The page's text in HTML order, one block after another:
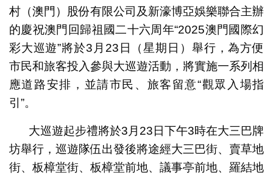
村（澳門）股份有限公司及新濠博亞娛樂聯合主辦
的慶祝澳門回歸祖國二十六周年“2025澳門國際幻
彩大巡遊”將於3月23日（星期日）舉行，為方便
市民和旅客投入參與大巡遊活動，將實施一系列相
應道路安排，並請市民、旅客留意“觀眾入場指
引”。
大巡遊起步禮將於3月23日下午3時在大三巴牌
坊舉行，巡遊隊伍出發後將途經大三巴街、賣草地
街、板樟堂街、板樟堂前地、議事亭前地、羅結地